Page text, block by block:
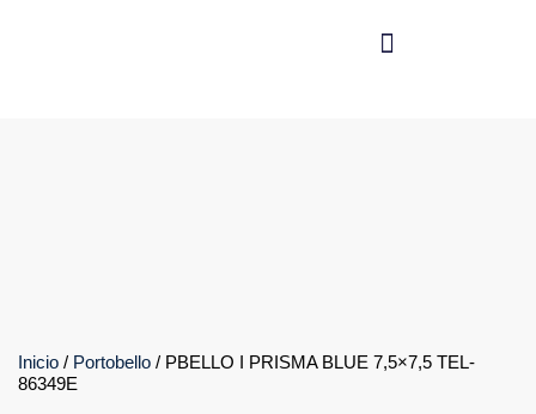
Inicio / Portobello / PBELLO I PRISMA BLUE 7,5×7,5 TEL-
86349E